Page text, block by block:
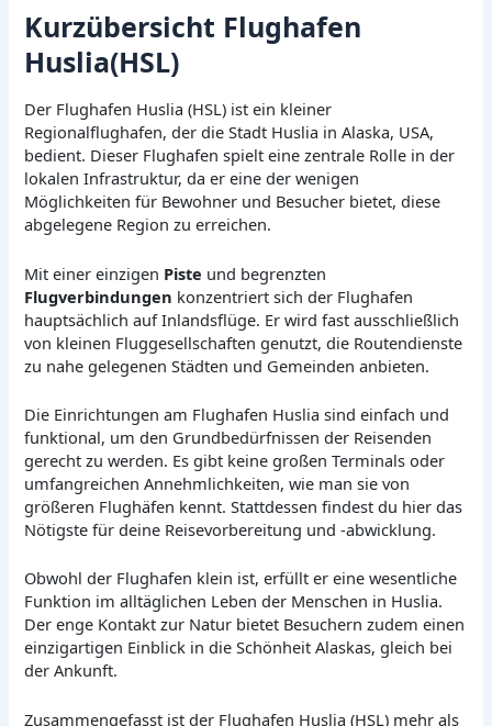
Kurzübersicht Flughafen
Huslia(HSL)
Der Flughafen Huslia (HSL) ist ein kleiner
Regionalflughafen, der die Stadt Huslia in Alaska, USA,
bedient. Dieser Flughafen spielt eine zentrale Rolle in der
lokalen Infrastruktur, da er eine der wenigen
Möglichkeiten für Bewohner und Besucher bietet, diese
abgelegene Region zu erreichen.
Mit einer einzigen Piste und begrenzten
Flugverbindungen konzentriert sich der Flughafen
hauptsächlich auf Inlandsflüge. Er wird fast ausschließlich
von kleinen Fluggesellschaften genutzt, die Routendienste
zu nahe gelegenen Städten und Gemeinden anbieten.
Die Einrichtungen am Flughafen Huslia sind einfach und
funktional, um den Grundbedürfnissen der Reisenden
gerecht zu werden. Es gibt keine großen Terminals oder
umfangreichen Annehmlichkeiten, wie man sie von
größeren Flughäfen kennt. Stattdessen findest du hier das
Nötigste für deine Reisevorbereitung und -abwicklung.
Obwohl der Flughafen klein ist, erfüllt er eine wesentliche
Funktion im alltäglichen Leben der Menschen in Huslia.
Der enge Kontakt zur Natur bietet Besuchern zudem einen
einzigartigen Einblick in die Schönheit Alaskas, gleich bei
der Ankunft.
Zusammengefasst ist der Flughafen Huslia (HSL) mehr als